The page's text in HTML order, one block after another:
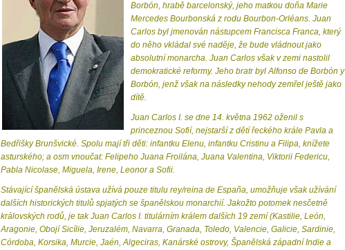
Borbón, hrabě barcelonský, jeho matkou doña Marie
Mercedes Bourbonská z rodu Bourbon-Orléans. Juan
Carlos byl jmenován nástupcem Francisca Franca, který
do něho vkládal své naděje, že bude vládnout jako
absolutní monarcha. Juan Carlos však v zemi nastolil
demokratické reformy. Jeho bratr byl Alfonso de Borbón y
Borbón, jenž však na následky nehody zemřel ještě jako
dítě.
Juan Carlos I. se dne 14. května 1962 oženil s
princeznou Sofií, nejstarší z dětí řeckého krále Pavla a
Bedřišky Brunšvické. Spolu mají tři děti: infantku Elenu, infantku Cristinu a Filipa, knížete
asturského; a osm vnoučat: Felipeho Juana Froilána, Juana Valentina, Viktorii Federicu,
Pabla Nicolase, Miguela, Irene, Leonor a Sofii.
Stávající španělská ústava užívá pouze titulu rey/reina de España, umožňuje však užívání
dalších historických titulů spjatých se španělskou monarchií. Jakožto potomek nesčetně
královských rodů, je tak Juan Carlos I. titulárním králem dalších 19 zemí (Kastilie, León,
Aragonie, Obojí Sicílie, Jeruzalém, Navarra, Granada, Toledo, Valencie, Galicie, Sardinie,
Córdoba, Korsika, Murcie, Jaén, Algeciras, Kanárské ostrovy, Španělská západní Indie a